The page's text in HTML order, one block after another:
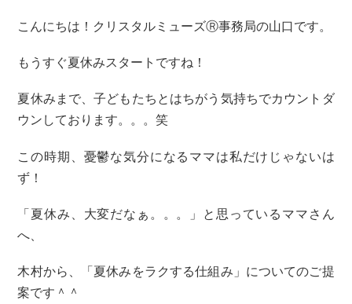
こんにちは！クリスタルミューズⓇ事務局の山口です。
もうすぐ夏休みスタートですね！
夏休みまで、子どもたちとはちがう気持ちでカウントダ
ウンしております。。。笑
この時期、憂鬱な気分になるママは私だけじゃないは
ず！
「夏休み、大変だなぁ。。。」と思っているママさん
へ、
木村から、「夏休みをラクする仕組み」についてのご提
案です＾＾